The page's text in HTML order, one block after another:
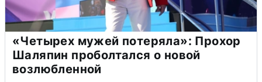
«Четырех мужей потеряла»: Прохор
Шаляпин проболтался о новой
возлюбленной